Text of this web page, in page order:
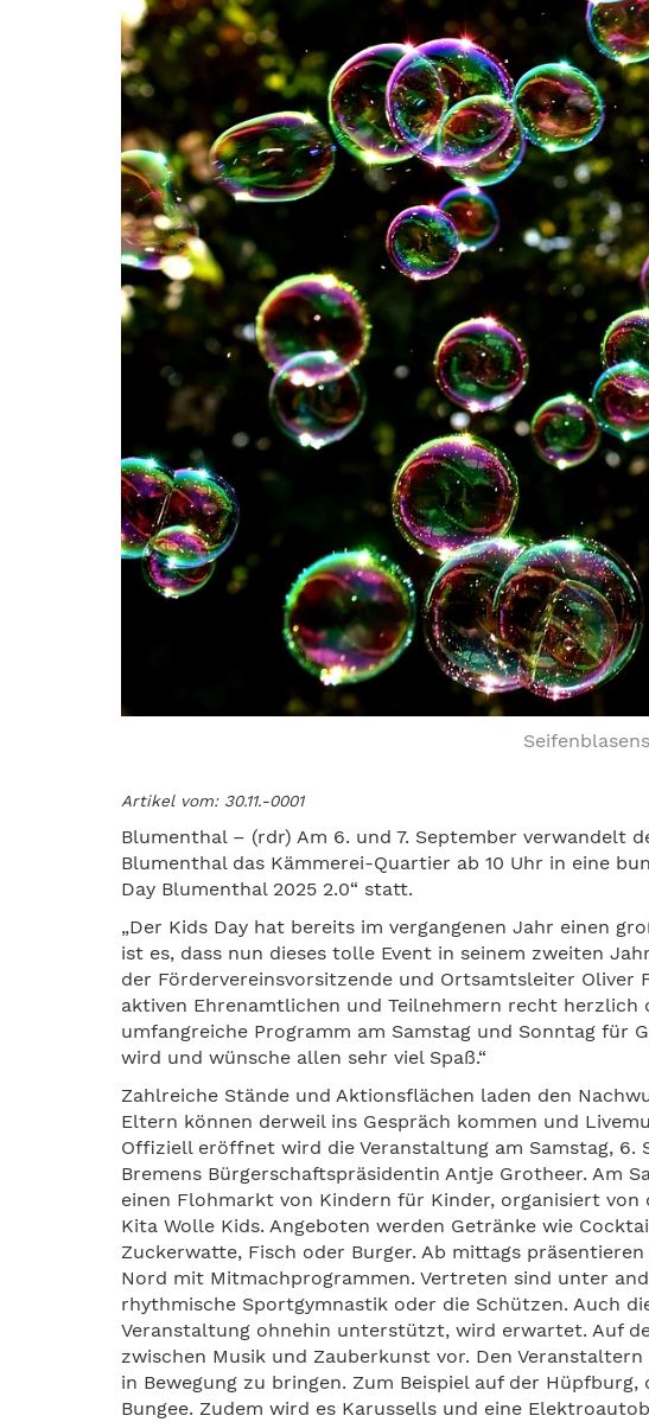
Artikel vom: 30.11.-0001
Blumenthal – (rdr) Am 6. und 7. September verwandelt
Blumenthal das Kämmerei-Quartier ab 10 Uhr in eine
Day Blumenthal 2025 2.0“ statt.
„Der Kids Day hat bereits im vergangenen Jahr einen
ist es, dass nun dieses tolle Event in seinem zweiten
der Fördervereinsvorsitzende und Ortsamtsleiter Oliver
aktiven Ehrenamtlichen und Teilnehmern recht herzlich
umfangreiche Programm am Samstag und Sonntag für
wird und wünsche allen sehr viel Spaß.“
Zahlreiche Stände und Aktionsflächen laden den
Eltern können derweil ins Gespräch kommen und
Offiziell eröffnet wird die Veranstaltung am Samstag, 6.
Bremens Bürgerschaftspräsidentin Antje Grotheer. Am
einen Flohmarkt von Kindern für Kinder, organisiert von
Kita Wolle Kids. Angeboten werden Getränke wie
Zuckerwatte, Fisch oder Burger. Ab mittags
Nord mit Mitmachprogrammen. Vertreten sind unter
rhythmische Sportgymnastik oder die Schützen. Auch
Veranstaltung ohnehin unterstützt, wird erwartet. Auf
zwischen Musik und Zauberkunst vor. Den
in Bewegung zu bringen. Zum Beispiel auf der
Bungee. Zudem wird es Karussells und eine